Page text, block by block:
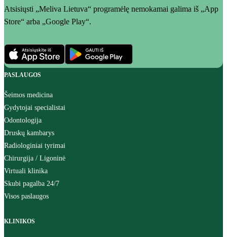
Atsisiųsti „Meliva Lietuva“ programėlę nemokamai galima iš „App
Store“ arba „Google Play“.
PASLAUGOS
Šeimos medicina
Gydytojai specialistai
Odontologija
Druskų kambarys
Radiologiniai tyrimai
Chirurgija / Ligoninė
Virtuali klinika
Skubi pagalba 24/7
Visos paslaugos
KLINIKOS